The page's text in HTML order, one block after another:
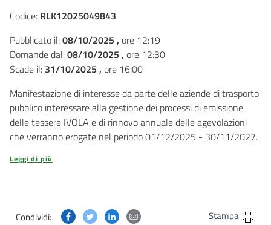
Codice: RLK12025049843
Pubblicato il:08/10/2025 , ore 12:19
Domande dal:08/10/2025 , ore 12:30
Scade il: 31/10/2025 , ore 16:00
Manifestazione di interesse da parte delle aziende di trasporto
pubblico interessare alla gestione dei processi di emissione
delle tessere IVOLA e di rinnovo annuale delle agevolazioni
che verranno erogate nel periodo 01/12/2025 - 30/11/2027.
Leggi di più
Condividi: Condividi questa pagina su Facebook
Condividi questa pagina su Twitter
Condividi questa pagina su Linkedin
Condividi questa pagina via
Stampa